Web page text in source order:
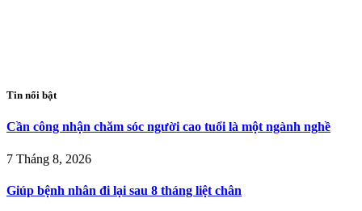
Tin nổi bật
Cần công nhận chăm sóc người cao tuổi là một ngành nghề
7 Tháng 8, 2026
Giúp bệnh nhân đi lại sau 8 tháng liệt chân